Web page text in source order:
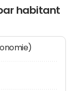
habitant